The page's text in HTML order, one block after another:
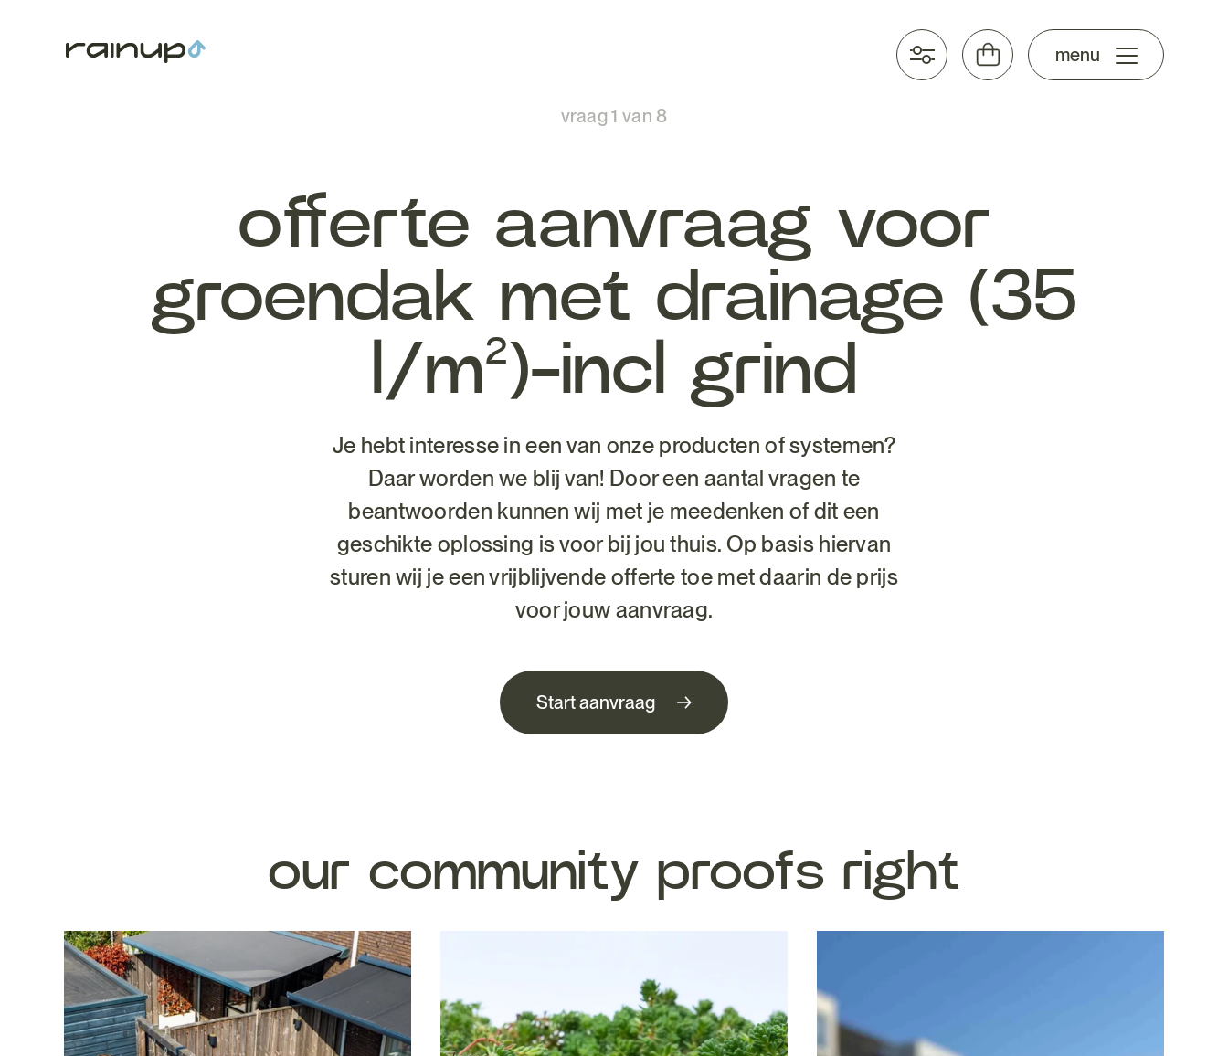
stel samen menu
vraag1 van 8
offerte aanvraag voor
groendak met drainage (35
l/m²)-incl grind
Je hebt interesse in een van onze producten of systemen?
Daar worden we blij van! Door een aantal vragen te
beantwoorden kunnen wij met je meedenken of dit een
geschikte oplossing is voor bij jou thuis. Op basis hiervan
sturen wij je een vrijblijvende offerte toe met daarin de prijs
voor jouw aanvraag.
our community proofs right